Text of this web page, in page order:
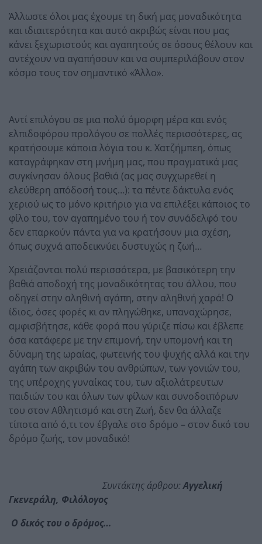
Άλλωστε όλοι μας έχουμε τη δική μας μοναδικότητα
και ιδιαιτερότητα και αυτό ακριβώς είναι που μας
κάνει ξεχωριστούς και αγαπητούς σε όσους θέλουν και
αντέχουν να αγαπήσουν και να συμπεριλάβουν στον
κόσμο τους τον σημαντικό «Άλλο».
Αντί επιλόγου σε μια πολύ όμορφη μέρα και ενός
ελπιδοφόρου προλόγου σε πολλές περισσότερες, ας
κρατήσουμε κάποια λόγια του κ. Χατζήμπεη, όπως
καταγράφηκαν στη μνήμη μας, που πραγματικά μας
συγκίνησαν όλους βαθιά (ας μας συγχωρεθεί η
ελεύθερη απόδοσή τους…): τα πέντε δάκτυλα ενός
χεριού ως το μόνο κριτήριο για να επιλέξει κάποιος το
φίλο του, τον αγαπημένο του ή τον συνάδελφό του
δεν επαρκούν πάντα για να κρατήσουν μια σχέση,
όπως συχνά αποδεικνύει δυστυχώς η ζωή…
Χρειάζονται πολύ περισσότερα, με βασικότερη την
βαθιά αποδοχή της μοναδικότητας του άλλου, που
οδηγεί στην αληθινή αγάπη, στην αληθινή χαρά! Ο
ίδιος, όσες φορές κι αν πληγώθηκε, υπαναχώρησε,
αμφισβήτησε, κάθε φορά που γύριζε πίσω και έβλεπε
όσα κατάφερε με την επιμονή, την υπομονή και τη
δύναμη της ωραίας, φωτεινής του ψυχής αλλά και την
αγάπη των ακριβών του ανθρώπων, των γονιών του,
της υπέροχης γυναίκας του, των αξιολάτρευτων
παιδιών του και όλων των φίλων και συνοδοιπόρων
του στον Αθλητισμό και στη Ζωή, δεν θα άλλαζε
τίποτα από ό,τι τον έβγαλε στο δρόμο – στον δικό του
δρόμο ζωής, τον μοναδικό!
Συντάκτης άρθρου:Αγγελική
Γκενεράλη, Φιλόλογος
Ο δικός του ο δρόμος…